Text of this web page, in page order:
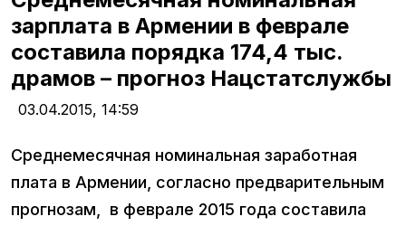
зарплата в Армении в феврале
составила порядка 174,4 тыс.
драмов – прогноз Нацстатслужбы
03.04.2015, 14:59
Среднемесячная номинальная заработная
плата в Армении, согласно предварительным
прогнозам, в феврале 2015 года составила